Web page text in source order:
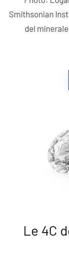
Smithsonian
del
Le 4C